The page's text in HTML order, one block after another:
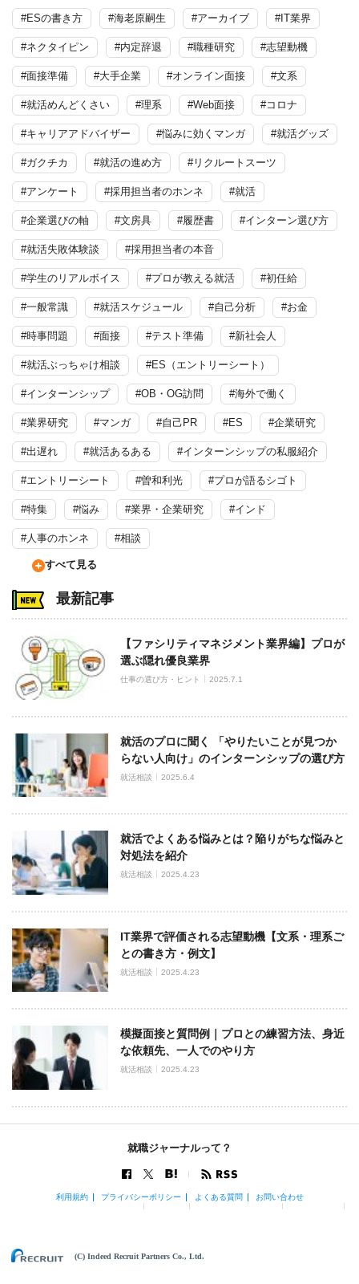
#ESの書き方 #海老原嗣生 #アーカイブ #IT業界
#ネクタイピン #内定辞退 #職種研究 #志望動機
#面接準備 #大手企業 #オンライン面接 #文系
#就活めんどくさい #理系 #Web面接 #コロナ
#キャリアアドバイザー #悩みに効くマンガ #就活グッズ
#ガクチカ #就活の進め方 #リクルートスーツ
#アンケート #採用担当者のホンネ #就活
#企業選びの軸 #文房具 #履歴書 #インターン選び方
#就活失敗体験談 #採用担当者の本音
#学生のリアルボイス #プロが教える就活 #初任給
#一般常識 #就活スケジュール #自己分析 #お金
#時事問題 #面接 #テスト準備 #新社会人
#就活ぶっちゃけ相談 #ES（エントリーシート）
#インターンシップ #OB・OG訪問 #海外で働く
#業界研究 #マンガ #自己PR #ES #企業研究
#出遅れ #就活あるある #インターンシップの私服紹介
#エントリーシート #曽和利光 #プロが語るシゴト
#特集 #悩み #業界・企業研究 #インド
#人事のホンネ #相談
すべて見る
最新記事
【ファシリティマネジメント業界編】プロが
選ぶ隠れ優良業界
仕事の選び方・ヒント 2025.7.1
就活のプロに聞く 「やりたいことが見つか
らない人向け」のインターンシップの選び方
就活相談 2025.6.4
就活でよくある悩みとは？陥りがちな悩みと
対処法を紹介
就活相談 2025.4.23
IT業界で評価される志望動機【文系・理系ご
との書き方・例文】
就活相談 2025.4.23
模擬面接と質問例｜プロとの練習方法、身近
な依頼先、一人でのやり方
就活相談 2025.4.23
就職ジャーナルって？
利用規約 プライバシーポリシー よくある質問 お問い合わせ
(C) Indeed Recruit Partners Co., Ltd.